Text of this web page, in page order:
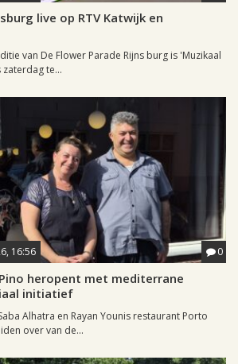
live op RTV Katwijk en
van De Flower Parade Rijns burg is 'Muzikaal
te...
16:56 0
heropent met mediterrane
initiatief
Alhatra en Rayan Younis restaurant Porto
over van de...